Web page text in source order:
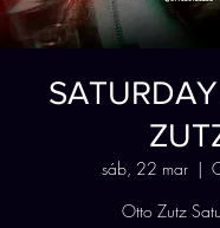
sáb, 22 mar
  |
Otto Zutz